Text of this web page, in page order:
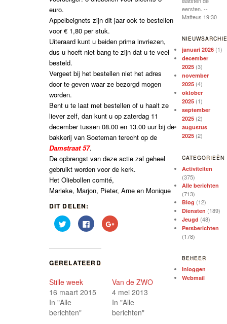
euro.
Appelbeignets zijn dit jaar ook te bestellen
voor € 1,80 per stuk.
Uiteraard kunt u beiden prima invriezen,
dus u hoeft niet bang te zijn dat u te veel
besteld.
Vergeet bij het bestellen niet het adres
door te geven waar ze bezorgd mogen
worden.
Bent u te laat met bestellen of u haalt ze
liever zelf, dan kunt u op zaterdag 11
decembertussen 08.00 en 13.00 uur bij de
bakkerij van Soeteman terecht op de
Damstraat 57.
De opbrengst van deze actie zal geheel
gebruikt worden voor de kerk.
Het Oliebollen comité,
Marieke, Marjon, Pieter, Arne en Monique
DIT DELEN:
Klik
om
in
venster
geopend)
Klik
om
in
geopend)
Klik
om
venster
geopend)
GERELATEERD
Stille week
16 maart 2015
In "Alle
berichten"
Van de ZWO
4 mei 2013
In "Alle
berichten"
eersten. --
Matteus 19:30
januari 2026 (1)
december
2025 (3)
november
2025 (4)
oktober
2025 (1)
september
2025 (2)
augustus
2025 (2)
CATEGORIEËN
Activiteiten
(375)
Alle berichten
(713)
Blog (12)
Diensten (189)
Jeugd (48)
Persberichten
(178)
BEHEER
Inloggen
Webmail